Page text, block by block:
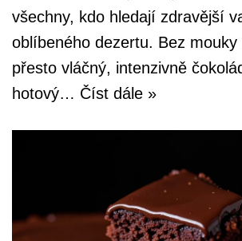
všechny, kdo hledají zdravější
oblíbeného dezertu. Bez mouky
přesto vláčný, intenzivně
hotový… Číst dále »